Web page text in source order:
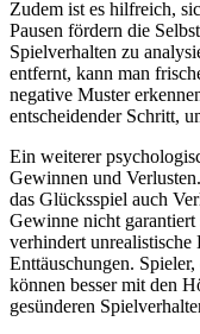
Zudem ist es hilfreich,
Pausen fördern die
Spielverhalten zu
entfernt, kann man
negative Muster
entscheidender Schritt,
Ein weiterer
Gewinnen und
das Glücksspiel auch
Gewinne nicht
verhindert
Enttäuschungen.
können besser mit den
gesünderen